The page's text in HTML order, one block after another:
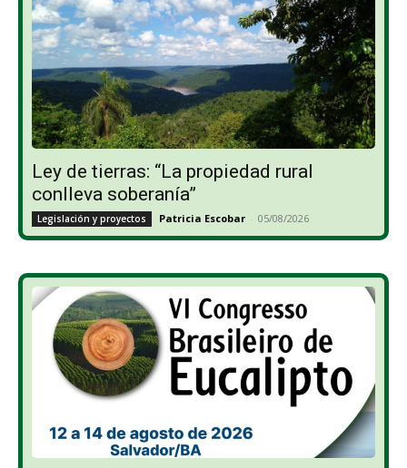
Ley de tierras: “La propiedad rural
conlleva soberanía”
Legislación y proyectos Patricia Escobar - 05/08/2026